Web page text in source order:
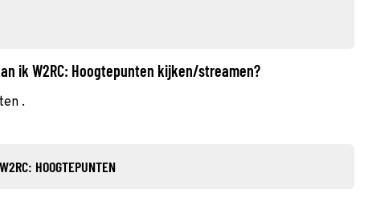
ik W2RC: Hoogtepunten kijken/streamen?
.
HOOGTEPUNTEN